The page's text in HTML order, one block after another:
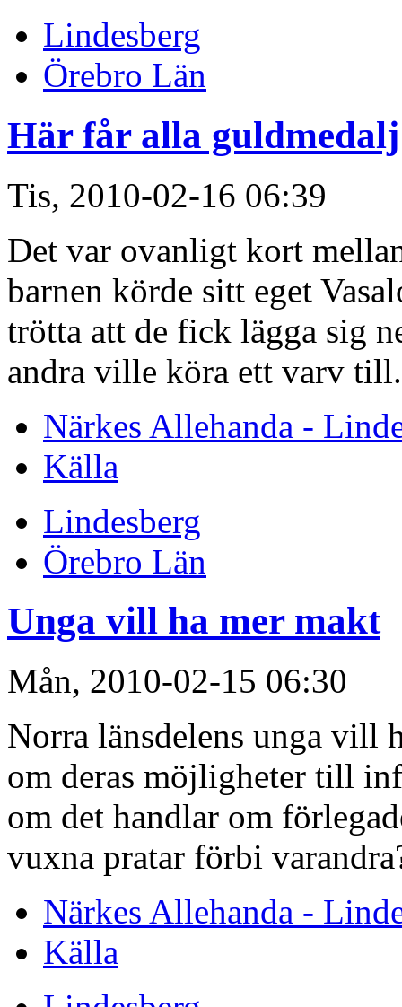
Lindesberg
Örebro Län
Här får alla guldmedalj
Tis, 2010-02-16 06:39
Det var ovanligt kort
barnen körde sitt eget
trötta att de fick lägga sig
andra ville köra ett varv till.
Närkes Allehanda -
Källa
Lindesberg
Örebro Län
Unga vill ha mer makt
Mån, 2010-02-15 06:30
Norra länsdelens unga vill
om deras möjligheter till
om det handlar om
vuxna pratar förbi
Närkes Allehanda -
Källa